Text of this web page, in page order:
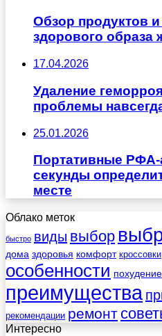
Обзор продуктов
здорового образа
17.04.2026
Удаление
проблемы
25.01.2026
Портативные РФА-
секунды
месте
Облако меток
быстро виды выбор
дома здоровья комфорт кроссовки
особенности похудение
преимущества
рекомендации ремонт
Интересно